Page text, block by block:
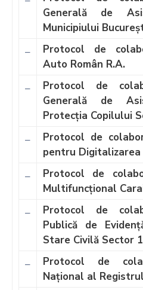
Generală de
Municipiului
–
Protocol de
Auto Român R.A.
–
Protocol de
Generală de
Protecția Copilului
–
Protocol de
pentru Digitalizarea
–
Protocol de
Multifuncțional
–
Protocol de
Publică de
Stare Civilă Sector 1
–
Protocol de
Național al